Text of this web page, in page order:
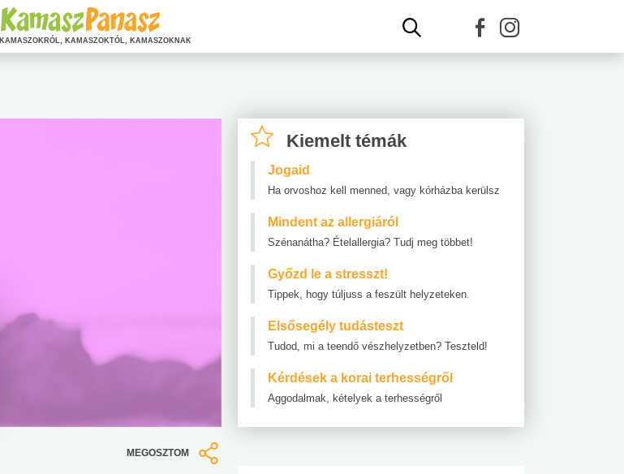
MEGOSZTOM
Kiemelt témák
Jogaid
Ha orvoshoz kell menned, vagy kórházba kerülsz
Mindent az allergiáról
Szénanátha? Ételallergia? Tudj meg többet!
Győzd le a stresszt!
Tippek, hogy túljuss a feszült helyzeteken.
Elsősegély tudásteszt
Tudod, mi a teendő vészhelyzetben? Teszteld!
Kérdések a korai terhességről
Aggodalmak, kételyek a terhességről
KAMASZOKRÓL, KAMASZOKTÓL, KAMASZOKNAK